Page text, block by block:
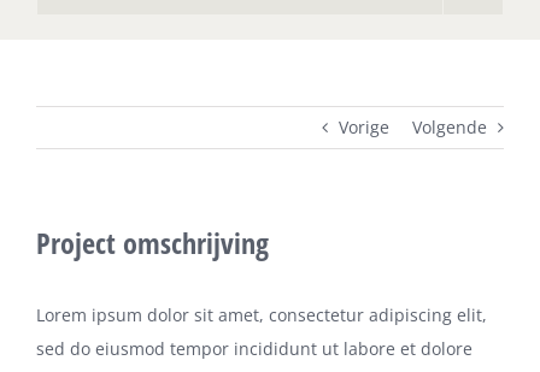
Vorige Volgende
Project omschrijving
Lorem ipsum dolor sit amet, consectetur adipiscing elit,
sed do eiusmod tempor incididunt ut labore et dolore